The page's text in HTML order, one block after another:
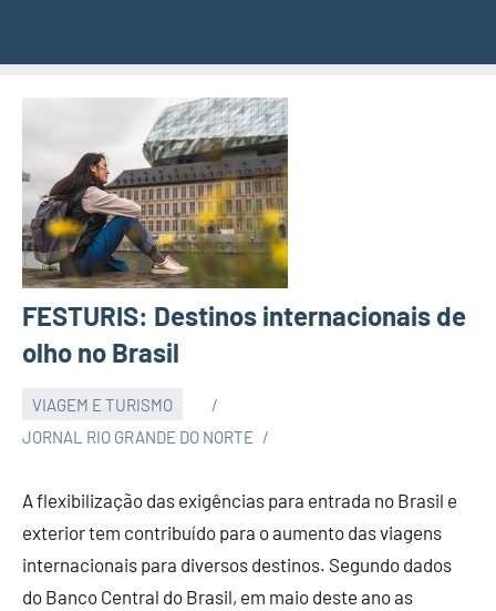
FESTURIS: Destinos internacionais de
olho no Brasil
VIAGEM E TURISMO
JORNAL RIO GRANDE DO NORTE
A flexibilização das exigências para entrada no Brasil e
exterior tem contribuído para o aumento das viagens
internacionais para diversos destinos. Segundo dados
do Banco Central do Brasil, em maio deste ano as